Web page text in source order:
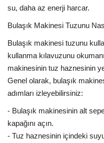
su, daha az enerji harcar.
Bulaşık Makinesi Tuzunu
Bulaşık makinesi tuzunu
kullanma kılavuzunu
makinesinin tuz haznesinin
Genel olarak, bulaşık
adımları izleyebilirsiniz:
- Bulaşık makinesinin alt
kapağını açın.
- Tuz haznesinin içindeki